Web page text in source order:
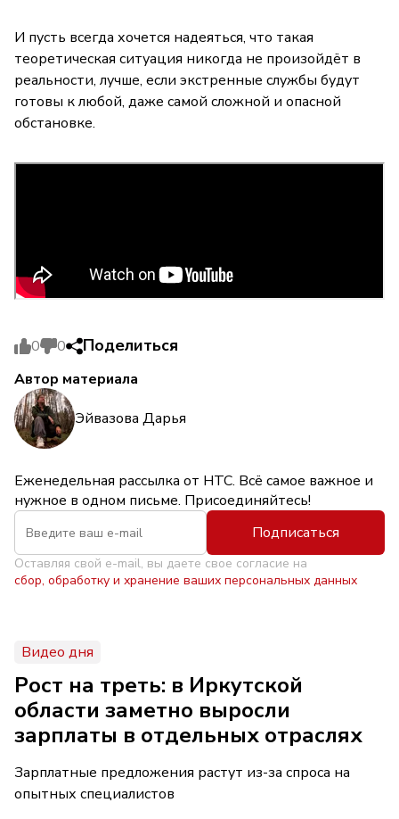
И пусть всегда хочется надеяться, что такая
теоретическая ситуация никогда не произойдёт в
реальности, лучше, если экстренные службы будут
готовы к любой, даже самой сложной и опасной
обстановке.
0 0 Поделиться
Автор материала
Эйвазова Дарья
Еженедельная рассылка от НТС. Всё самое важное и
нужное в одном письме. Присоединяйтесь!
Подписаться
Оставляя свой e-mail, вы даете свое согласие на
сбор, обработку и хранение ваших персональных данных
Видео дня
Рост на треть: в Иркутской
области заметно выросли
зарплаты в отдельных отраслях
Зарплатные предложения растут из-за спроса на
опытных специалистов